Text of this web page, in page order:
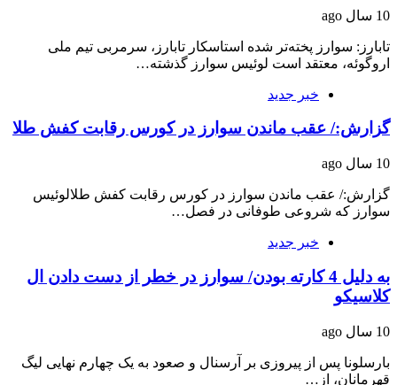
10 سال ago
تابارز: سوارز پخته‌تر شده استاسکار تابارز، سرمربی تیم ملی
اروگوئه، معتقد است لوئیس سوارز گذشته…
خبر جدید
گزارش:/ عقب ماندن سوارز در کورس رقابت کفش طلا
10 سال ago
گزارش:/ عقب ماندن سوارز در کورس رقابت کفش طلالوئیس
سوارز که شروعی طوفانی در فصل…
خبر جدید
به دلیل 4 کارته بودن/ سوارز در خطر از دست دادن ال
کلاسیکو
10 سال ago
بارسلونا پس از پیروزی بر آرسنال و صعود به یک چهارم نهایی لیگ
قهرمانان، از…